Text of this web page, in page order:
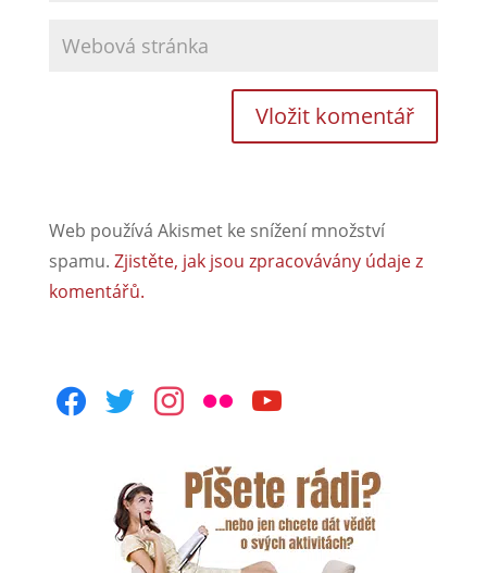
Web používá Akismet ke snížení množství
spamu. Zjistěte, jak jsou zpracovávány údaje z
komentářů.
facebooktwitterinstagram
flickr youtube